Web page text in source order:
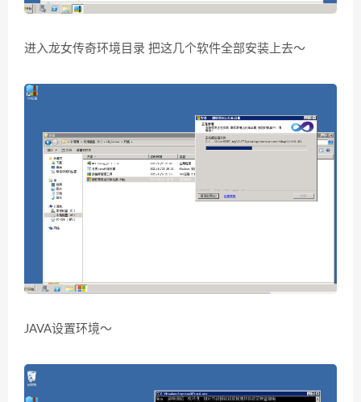
进入龙女传奇环境目录 把这几个软件全部安装上去～
JAVA设置环境～